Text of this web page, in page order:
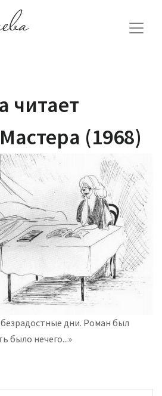
читает
(1968)
дни. Роман был
было нечего...»